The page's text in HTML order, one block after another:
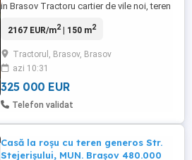
in Brasov Tractoru cartier de vile noi, teren
de la etaj. Etaj 3 dormitoare fiecare cu baie
de luat masa, baie, camera de zi sau
dormitor, camara, camera centrala, hol.
Curte ...
2167 EUR/m2| 150 m2
Tractorul, Brasov, Brasov
azi 10:31
325 000 EUR
Telefon validat
Casă la roșu cu teren generos Str.
Stejerișului, MUN. Brașov 480.000